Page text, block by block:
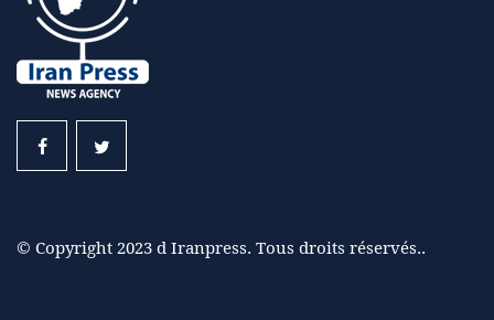
© Copyright 2023 d Iranpress. Tous droits réservés..